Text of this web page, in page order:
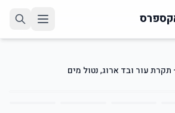
תקרת עור ובד ארוג, נטול מים
1
/
5